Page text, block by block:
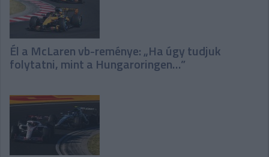
Él a McLaren vb-reménye: „Ha úgy tudjuk
folytatni, mint a Hungaroringen…”